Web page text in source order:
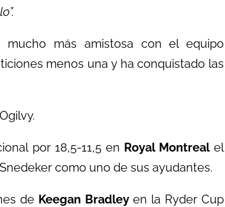
más amistosa con el equipo
menos una y ha conquistado las
por 18,5-11,5 en Royal Montrealel
como uno de sus ayudantes.
de Keegan Bradleyen la Ryder Cup